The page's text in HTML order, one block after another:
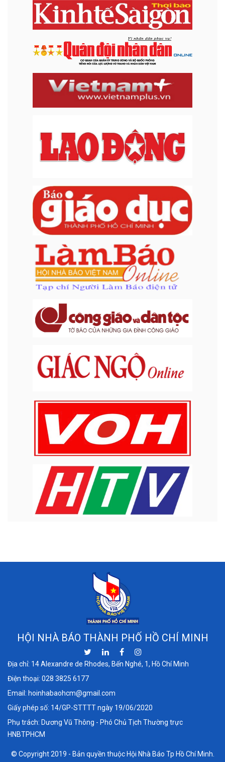
HỘI NHÀ BÁO THÀNH PHỐ HỒ CHÍ MINH
Địa chỉ: 14 Alexandre de Rhodes, Bến Nghé, 1, Hồ Chí Minh
Điện thoại: 028 3825 6177
Email: hoinhabaohcm@gmail.com
Giấy phép số: 14/GP-STTTT ngày 19/06/2020
Phụ trách: Dương Vũ Thông - Phó Chủ Tịch Thường trực
HNBTPHCM
© Copyright 2019 - Bản quyền thuộc Hội Nhà Báo Tp Hồ Chí Minh.